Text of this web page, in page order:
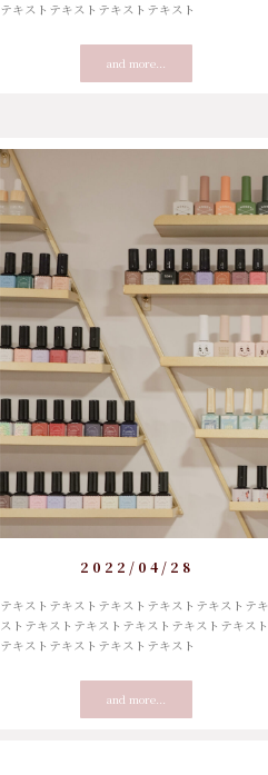
テキストテキストテキストテキスト
and more...
2022/04/28
テキストテキストテキストテキストテキストテキ
ストテキストテキストテキストテキストテキスト
テキストテキストテキストテキスト
and more...